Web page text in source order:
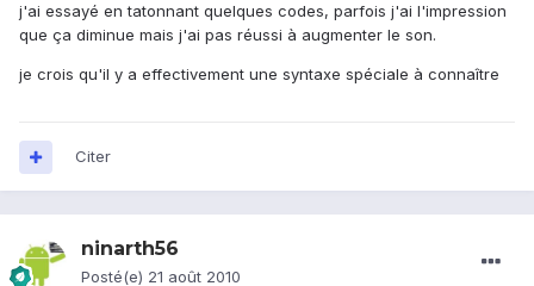
j'ai essayé en tatonnant quelques codes, parfois j'ai l'impression
que ça diminue mais j'ai pas réussi à augmenter le son.
je crois qu'il y a effectivement une syntaxe spéciale à connaître
Citer
ninarth56
Posté(e) 21 août 2010